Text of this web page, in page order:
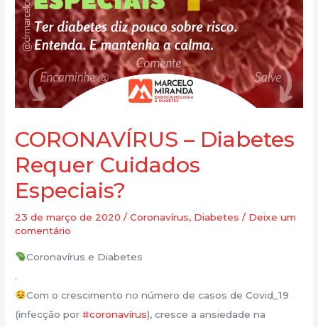
CORONAVÍRUS – Diabetes
Requer Cuidados
Especiais?
23 de março de 2020/Coronavírus, Diabetes / Deixe um
comentário
Coronavírus e Diabetes
.
Com o crescimento no número de casos de Covid_19
(infecção por#coronavírus), cresce a ansiedade na